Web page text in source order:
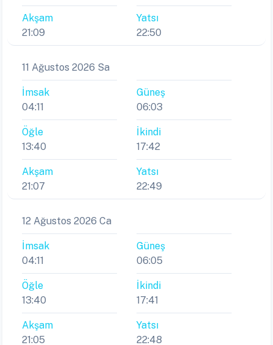
Akşam
21:09
Yatsı
22:50
11 Ağustos 2026 Sa
İmsak
04:11
Güneş
06:03
Öğle
13:40
İkindi
17:42
Akşam
21:07
Yatsı
22:49
12 Ağustos 2026 Ca
İmsak
04:11
Güneş
06:05
Öğle
13:40
İkindi
17:41
Akşam
21:05
Yatsı
22:48